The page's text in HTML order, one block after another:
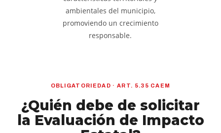
ambientales del municipio,
promoviendo un crecimiento
responsable.
OBLIGATORIEDAD · ART. 5.35 CAEM
¿Quién debe de solicitar
la Evaluación de Impacto